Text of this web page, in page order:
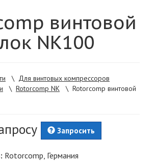
винтовой
NK100
\ Для винтовых компрессоров
\ Rotorcomp NK \ Rotorcomp винтовой
Запросить
Rotorcomp, Германия